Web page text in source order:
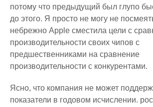
потому что предыдущий был глупо
до этого. Я просто не могу не
небрежно Apple сместила цели с
производительности своих чипов с
предшественниками на сравнение
производительности с конкурентами.
Ясно, что компания не может
показатели в годовом исчислении.